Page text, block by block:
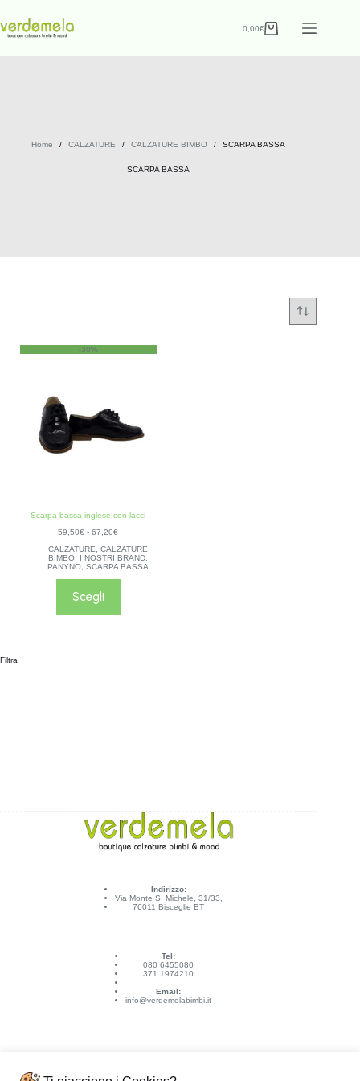
0,00€
Home / CALZATURE / CALZATURE BIMBO / SCARPA BASSA
SCARPA BASSA
-30%
Scarpa bassa inglese con lacci
59,50€ - 67,20€
CALZATURE
,CALZATURE
BIMBO
I NOSTRI BRAND
PANYNO ,SCARPA BASSA
Scegli
Filtra
Indirizzo:
Via Monte S. Michele, 31/33,
76011 Bisceglie BT
Tel:
080 6455080
371 1974210
Email:
info@verdemelabimbi.it